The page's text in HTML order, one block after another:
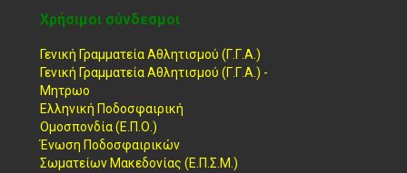
Χρήσιμοι σύνδεσμοι
Γενική Γραμματεία Αθλητισμού (Γ.Γ.Α.)
Γενική Γραμματεία Αθλητισμού (Γ.Γ.Α.) -
Μητρωο
Ελληνική Ποδοσφαιρική
Ομοσπονδία (Ε.Π.Ο.)
Ένωση Ποδοσφαιρικών
Σωματείων Μακεδονίας (Ε.Π.Σ.Μ.)